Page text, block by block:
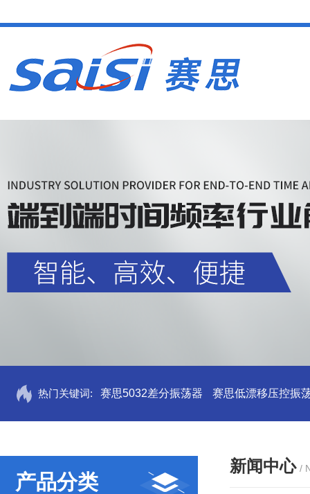
热门关键词: 赛思5032差分振荡器 赛思低漂移压控振
产品分类
新闻中心 /